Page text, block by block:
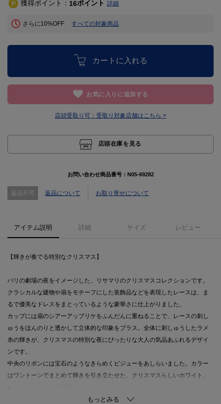
獲得ポイント： 16ポイント 詳細
さらに10%OFF すべての対象商品
カートに入れる
お気に入りに追加する
店頭受取り可： 受取り対象店舗はこちら >
店頭在庫を見る
お問い合わせ商品番号： N05-69282
返品不可 返品について お取り寄せについて
アイテム説明 詳細 サイズ レビュー
【輝きが奏でる特別なクリスマス】
パリの劇場の夜をイメージした、リサマリのクリスマスコレクションです。
クラシカルな建物や扇をモチーフにした装飾品などを表現したレースは、ま
るで優美なドレスをまとっているような豪華さに仕上がりました。
カップには扇のシアーアップリケをふんだんに重ねることで、レースの刺し
ゅうをほんのりと透かして立体的な印象をプラス。全体に刺しゅうしたラメ
糸の輝きが、クリスマスの特別な夜にぴったりな大人の気品あふれるデザイ
ンです。
中央のリボンには宝石のようなきらめくビジューをあしらいました。カラー
はワントーンでまとめて輝きを引き立たせた、クリスマスらしいホワイト、
日常のふとしたたたずまいも、美しいものへと変えてしまうようなアイテム